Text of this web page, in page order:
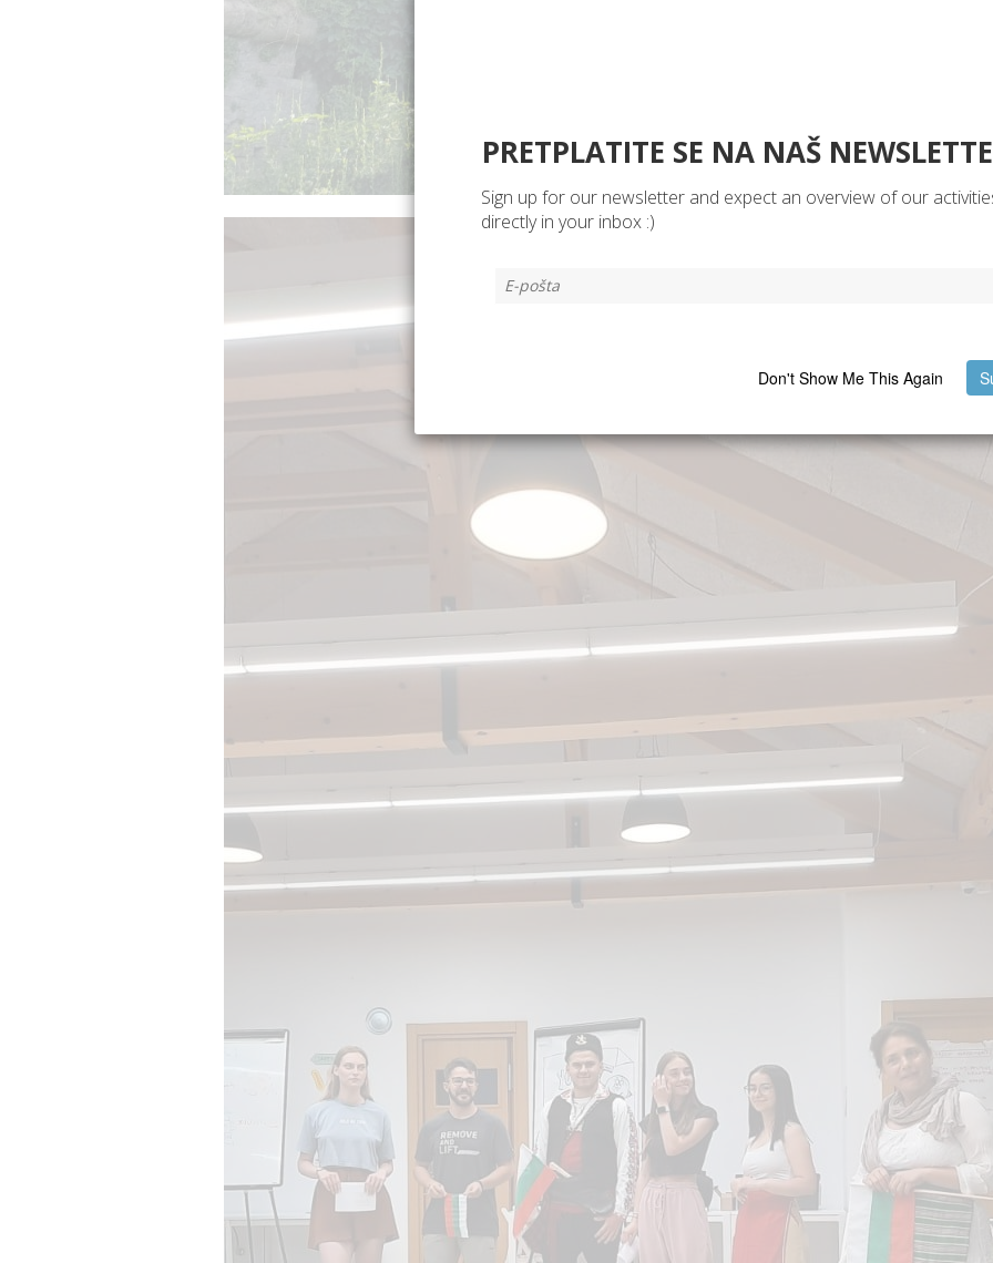
PRETPLATITE SE NA NAŠ
Sign up for our newsletter and expect an overview of our
directly in your inbox :)
Don't Show Me This Again